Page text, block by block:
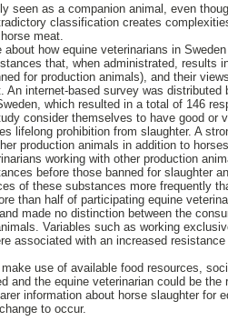
seen as a companion animal, even
classification creates
meat.
how equine veterinarians in Sweden
that, when administrated, results
for production animals), and their
An internet-based survey was distributed
which resulted in a total of 146
consider themselves to have good or
lifelong prohibition from slaughter. A
production animals in addition to
working with other production
before those banned for slaughter
of these substances more frequently
than half of participating equine
made no distinction between the
Variables such as working
associated with an increased
use of available food resources,
and the equine veterinarian could be the
information about horse slaughter for
to occur.